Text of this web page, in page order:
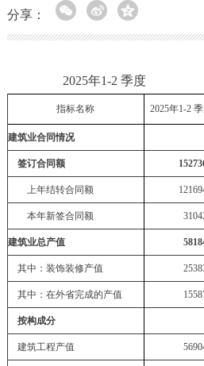
分享：
2025年1-2 季度
指标名称 2025年1-2
建筑业合同情况
签订合同额
上年结转合同额
本年新签合同额
建筑业总产值
其中：装饰装修产值
其中：在外省完成的产值
按构成分
建筑工程产值